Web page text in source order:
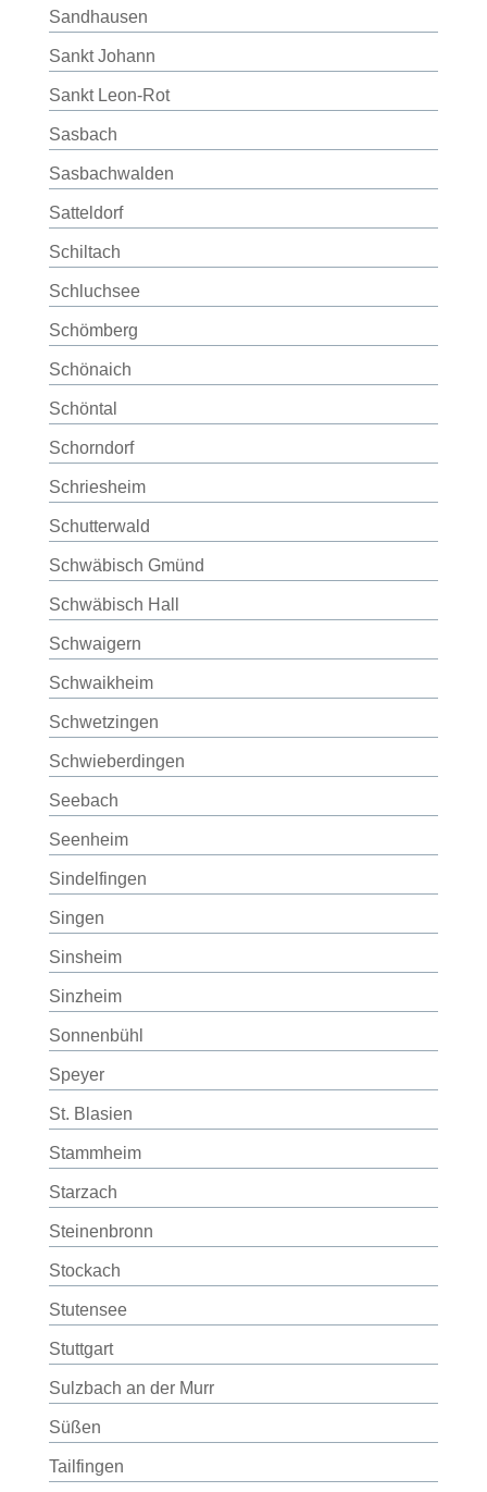
Sandhausen
Sankt Johann
Sankt Leon-Rot
Sasbach
Sasbachwalden
Satteldorf
Schiltach
Schluchsee
Schömberg
Schönaich
Schöntal
Schorndorf
Schriesheim
Schutterwald
Schwäbisch Gmünd
Schwäbisch Hall
Schwaigern
Schwaikheim
Schwetzingen
Schwieberdingen
Seebach
Seenheim
Sindelfingen
Singen
Sinsheim
Sinzheim
Sonnenbühl
Speyer
St. Blasien
Stammheim
Starzach
Steinenbronn
Stockach
Stutensee
Stuttgart
Sulzbach an der Murr
Süßen
Tailfingen